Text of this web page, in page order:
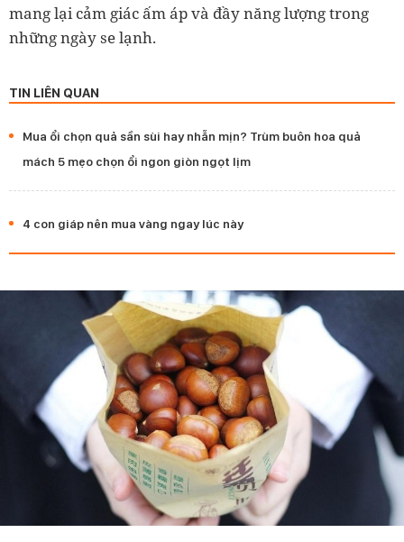
mang lại cảm giác ấm áp và đầy năng lượng trong
những ngày se lạnh.
TIN LIÊN QUAN
Mua ổi chọn quả sần sùi hay nhẵn mịn? Trùm buôn hoa quả
mách 5 mẹo chọn ổi ngon giòn ngọt lịm
4 con giáp nên mua vàng ngay lúc này